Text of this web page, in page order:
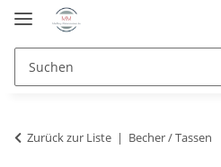
Zurück zur Liste Becher / Tassen